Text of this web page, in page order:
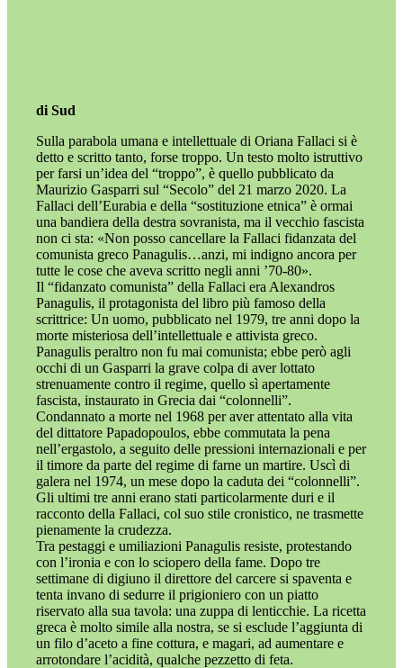
di Sud
Sulla parabola umana e intellettuale di Oriana Fallaci si è
detto e scritto tanto, forse troppo. Un testo molto istruttivo
per farsi un’idea del “troppo”, è quello pubblicato da
Maurizio Gasparri sul “Secolo” del 21 marzo 2020. La
Fallaci dell’Eurabia e della “sostituzione etnica” è ormai
una bandiera della destra sovranista, ma il vecchio fascista
non ci sta: «Non posso cancellare la Fallaci fidanzata del
comunista greco Panagulis…anzi, mi indigno ancora per
tutte le cose che aveva scritto negli anni ’70-80».
Il “fidanzato comunista” della Fallaci era Alexandros
Panagulis, il protagonista del libro più famoso della
scrittrice: Un uomo, pubblicato nel 1979, tre anni dopo la
morte misteriosa dell’intellettuale e attivista greco.
Panagulis peraltro non fu mai comunista; ebbe però agli
occhi di un Gasparri la grave colpa di aver lottato
strenuamente contro il regime, quello sì apertamente
fascista, instaurato in Grecia dai “colonnelli”.
Condannato a morte nel 1968 per aver attentato alla vita
del dittatore Papadopoulos, ebbe commutata la pena
nell’ergastolo, a seguito delle pressioni internazionali e per
il timore da parte del regime di farne un martire. Uscì di
galera nel 1974, un mese dopo la caduta dei “colonnelli”.
Gli ultimi tre anni erano stati particolarmente duri e il
racconto della Fallaci, col suo stile cronistico, ne trasmette
pienamente la crudezza.
Tra pestaggi e umiliazioni Panagulis resiste, protestando
con l’ironia e con lo sciopero della fame. Dopo tre
settimane di digiuno il direttore del carcere si spaventa e
tenta invano di sedurre il prigioniero con un piatto
riservato alla sua tavola: una zuppa di lenticchie. La ricetta
greca è molto simile alla nostra, se si esclude l’aggiunta di
un filo d’aceto a fine cottura, e magari, ad aumentare e
arrotondare l’acidità, qualche pezzetto di feta.